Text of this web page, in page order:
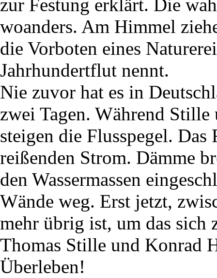
zur Festung erklärt. Die
woanders. Am Himmel
die Vorboten eines
Jahrhundertflut nennt.
Nie zuvor hat es in
zwei Tagen. Während
steigen die Flusspegel.
reißenden Strom. Dämme
den Wassermassen
Wände weg. Erst jetzt,
mehr übrig ist, um das sich
Thomas Stille und Konrad
Überleben!